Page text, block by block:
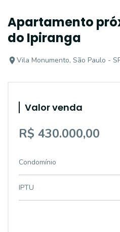
Apartamento
do Ipiranga
Vila Monumento, São Paulo -
Valor venda
R$ 430.000,00
Condomínio
IPTU